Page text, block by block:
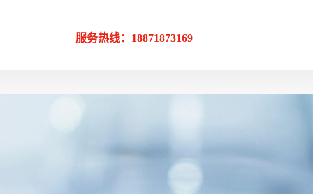
服务热线：18871873169